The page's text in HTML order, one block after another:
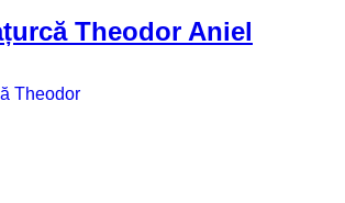
Theodor Aniel